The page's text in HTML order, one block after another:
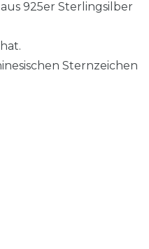
925er Sterlingsilber
Sternzeichen